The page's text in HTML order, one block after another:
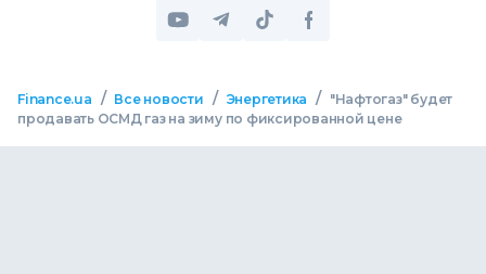
Finance.ua / Все новости / Энергетика /
"Нафтогаз" будет
продавать ОСМД газ на зиму по фиксированной цене